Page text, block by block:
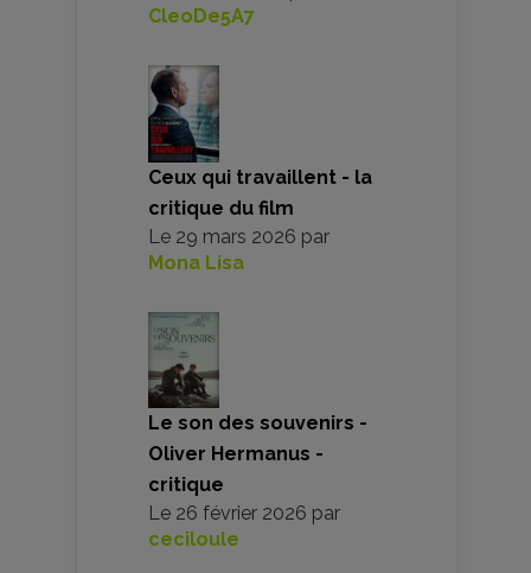
CleoDe5A7
Ceux qui travaillent - la
critique du film
Le 29 mars 2026 par
Mona Lisa
Le son des souvenirs -
Oliver Hermanus -
critique
Le 26 février 2026 par
ceciloule